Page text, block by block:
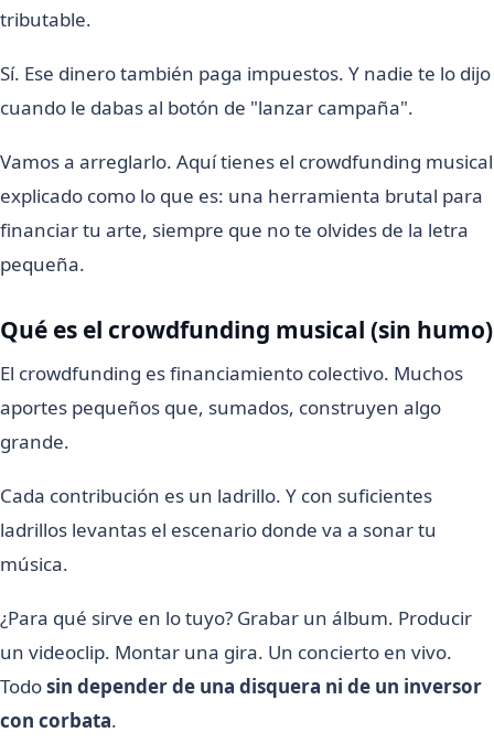
tributable.
Sí. Ese dinero también paga impuestos. Y nadie te lo dijo
cuando le dabas al botón de "lanzar campaña".
Vamos a arreglarlo. Aquí tienes el crowdfunding musical
explicado como lo que es: una herramienta brutal para
financiar tu arte, siempre que no te olvides de la letra
pequeña.
Qué es el crowdfunding musical (sin humo)
El crowdfunding es financiamiento colectivo. Muchos
aportes pequeños que, sumados, construyen algo
grande.
Cada contribución es un ladrillo. Y con suficientes
ladrillos levantas el escenario donde va a sonar tu
música.
¿Para qué sirve en lo tuyo? Grabar un álbum. Producir
un videoclip. Montar una gira. Un concierto en vivo.
Todosin depender de una disquera ni de un inversor
con corbata.